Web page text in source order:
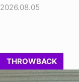
2026.08.05
THROWBACK